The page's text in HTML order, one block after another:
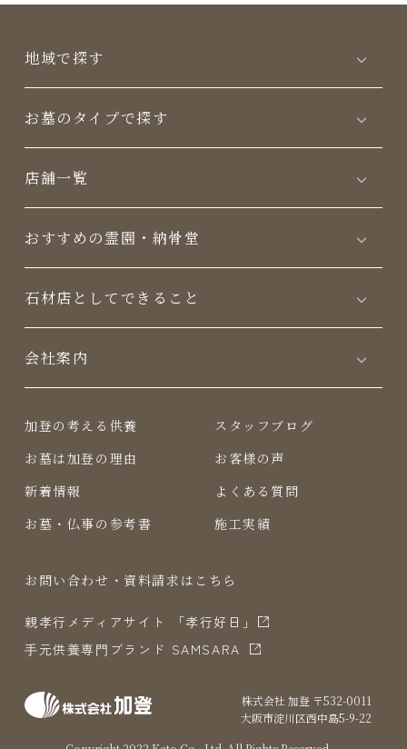
地域で探す
お墓のタイプで探す
店舗一覧
おすすめの霊園・納骨堂
⽯材店としてできること
会社案内
加登の考える供養
お墓は加登の理由
新着情報
お墓・仏事の参考書
スタッフブログ
お客様の声
よくある質問
施工実績
お問い合わせ・資料請求はこちら
親孝行メディアサイト 「孝行好日」
⼿元供養専⾨ブランド SAMSARA
株式会社 加登 〒532-0011
⼤阪市淀川区⻄中島5-9-22